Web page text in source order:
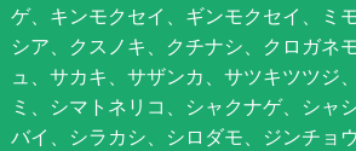
ゲ、キンモクセイ、ギンモクセイ、ミ
シア、クスノキ、クチナシ、クロガネ
ュ、サカキ、サザンカ、サツキツツジ
ミ、シマトネリコ、シャクナゲ、シャ
バイ、シラカシ、シロダモ、ジンチョ